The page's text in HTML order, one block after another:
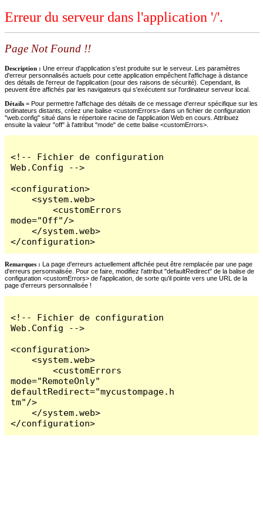
Erreur du serveur dans l'application '/'.
Page Not Found !!
Description : Une erreur d'application s'est produite sur le serveur. Les paramètres
d'erreur personnalisés actuels pour cette application empêchent l'affichage à distance
des détails de l'erreur de l'application (pour des raisons de sécurité). Cependant, ils
peuvent être affichés par les navigateurs qui s'exécutent sur l'ordinateur serveur local.
Détails = Pour permettre l'affichage des détails de ce message d'erreur spécifique sur les
ordinateurs distants, créez une balise <customErrors> dans un fichier de configuration
"web.config" situé dans le répertoire racine de l'application Web en cours. Attribuez
ensuite la valeur "off" à l'attribut "mode" de cette balise <customErrors>.
<!-- Fichier de configuration
Web.Config -->
<configuration>
    <system.web>
        <customErrors
mode="Off"/>
    </system.web>
</configuration>
Remarques : La page d'erreurs actuellement affichée peut être remplacée par une page
d'erreurs personnalisée. Pour ce faire, modifiez l'attribut "defaultRedirect" de la balise de
configuration <customErrors> de l'application, de sorte qu'il pointe vers une URL de la
page d'erreurs personnalisée !
<!-- Fichier de configuration
Web.Config -->
<configuration>
    <system.web>
        <customErrors
mode="RemoteOnly"
defaultRedirect="mycustompage.h
tm"/>
    </system.web>
</configuration>